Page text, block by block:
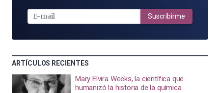
MAIL
Suscribirme
ARTÍCULOS RECIENTES
Mary Elvira Weeks, la científica que
humanizó la historia de la química